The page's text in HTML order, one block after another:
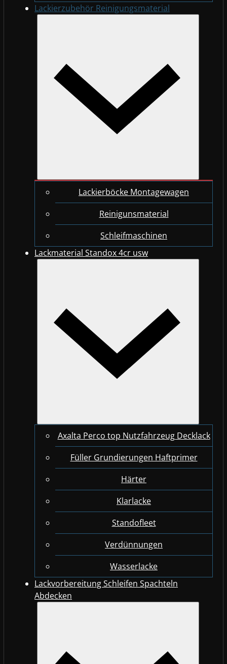
Lackierzubehör Reinigungsmaterial
Lackierböcke Montagewagen
Reinigunsmaterial
Schleifmaschinen
Lackmaterial Standox 4cr usw
Axalta Perco top Nutzfahrzeug Decklack
Füller Grundierungen Haftprimer
Härter
Klarlacke
Standofleet
Verdünnungen
Wasserlacke
Lackvorbereitung Schleifen Spachteln
Abdecken